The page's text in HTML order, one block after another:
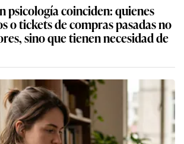
psicología coinciden: quienes
o tickets de compras pasadas no
sino que tienen necesidad de